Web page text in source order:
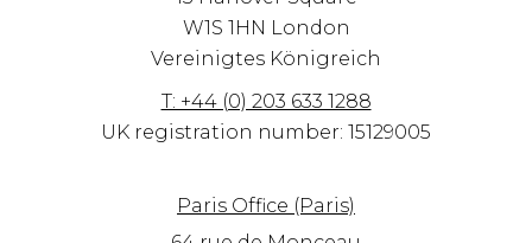
W1S 1HN London
Vereinigtes Königreich
T: +44 (0) 203 633 1288
UK registration number: 15129005
Paris Office (Paris)